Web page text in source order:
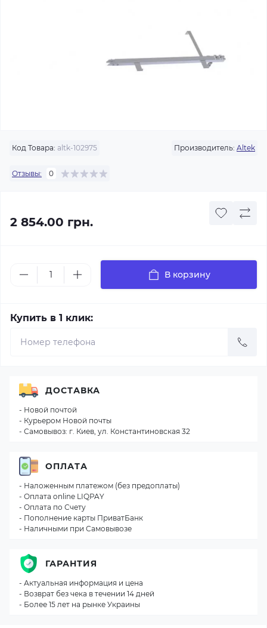
Код Товара: altk-102975 Производитель: Altek
Отзывы: 0
2 854.00 грн.
В корзину
Купить в 1 клик:
ДОСТАВКА
- Новой почтой
- Курьером Новой почты
- Самовывоз: г. Киев, ул. Константиновская 32
ОПЛАТА
- Наложенным платежом (без предоплаты)
- Оплата online LIQPAY
- Оплата по Счету
- Пополнение карты ПриватБанк
- Наличными при Самовывозе
ГАРАНТИЯ
- Актуальная информация и цена
- Возврат без чека в течении 14 дней
- Более 15 лет на рынке Украины